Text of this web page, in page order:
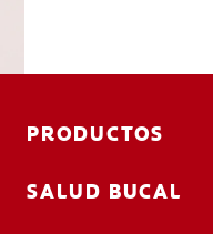
PRODUCTOS
SALUD BUCAL